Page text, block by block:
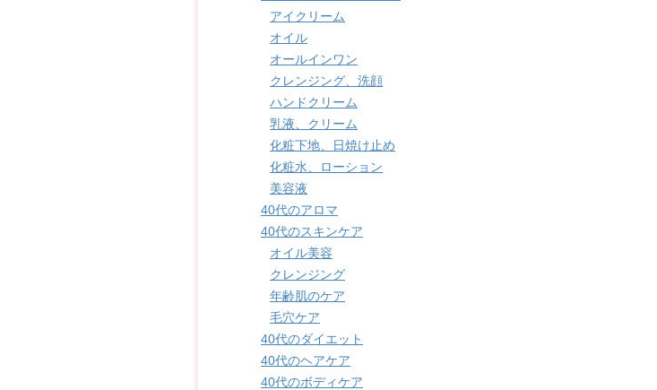
アイクリーム
オイル
オールインワン
クレンジング、洗顔
ハンドクリーム
乳液、クリーム
化粧下地、日焼け止め
化粧水、ローション
美容液
40代のアロマ
40代のスキンケア
オイル美容
クレンジング
年齢肌のケア
毛穴ケア
40代のダイエット
40代のヘアケア
40代のボディケア